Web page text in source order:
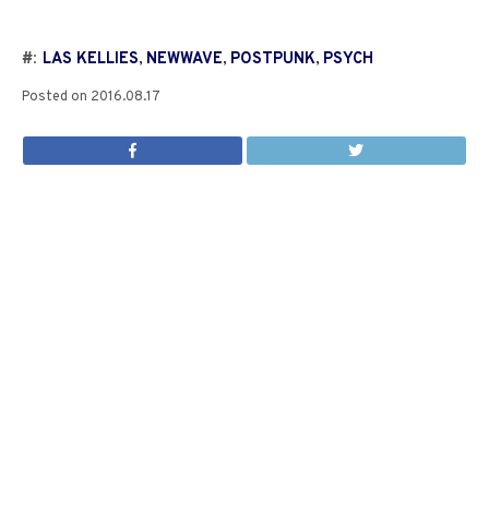
#: LAS KELLIES, NEWWAVE, POSTPUNK, PSYCH
Posted on 2016.08.17